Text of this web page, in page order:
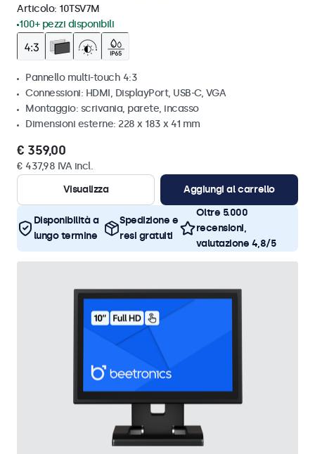
Articolo: 10TSV7M
100+ pezzi disponibili
Pannello multi-touch 4:3
Connessioni: HDMI, DisplayPort, USB-C, VGA
Montaggio: scrivania, parete, incasso
Dimensioni esterne: 228 x 183 x 41 mm
€ 359,00
€ 437,98 IVA incl.
Visualizza
Aggiungi al carrello
Disponibilità a
lungo termine
Spedizione e
resi gratuiti
Oltre 5.000
recensioni,
valutazione 4,8/5